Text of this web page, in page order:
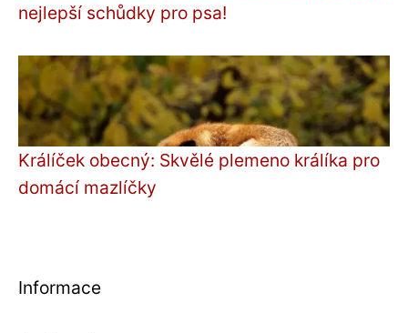
nejlepší schůdky pro psa!
Králíček obecný: Skvělé plemeno králíka pro
domácí mazlíčky
Informace